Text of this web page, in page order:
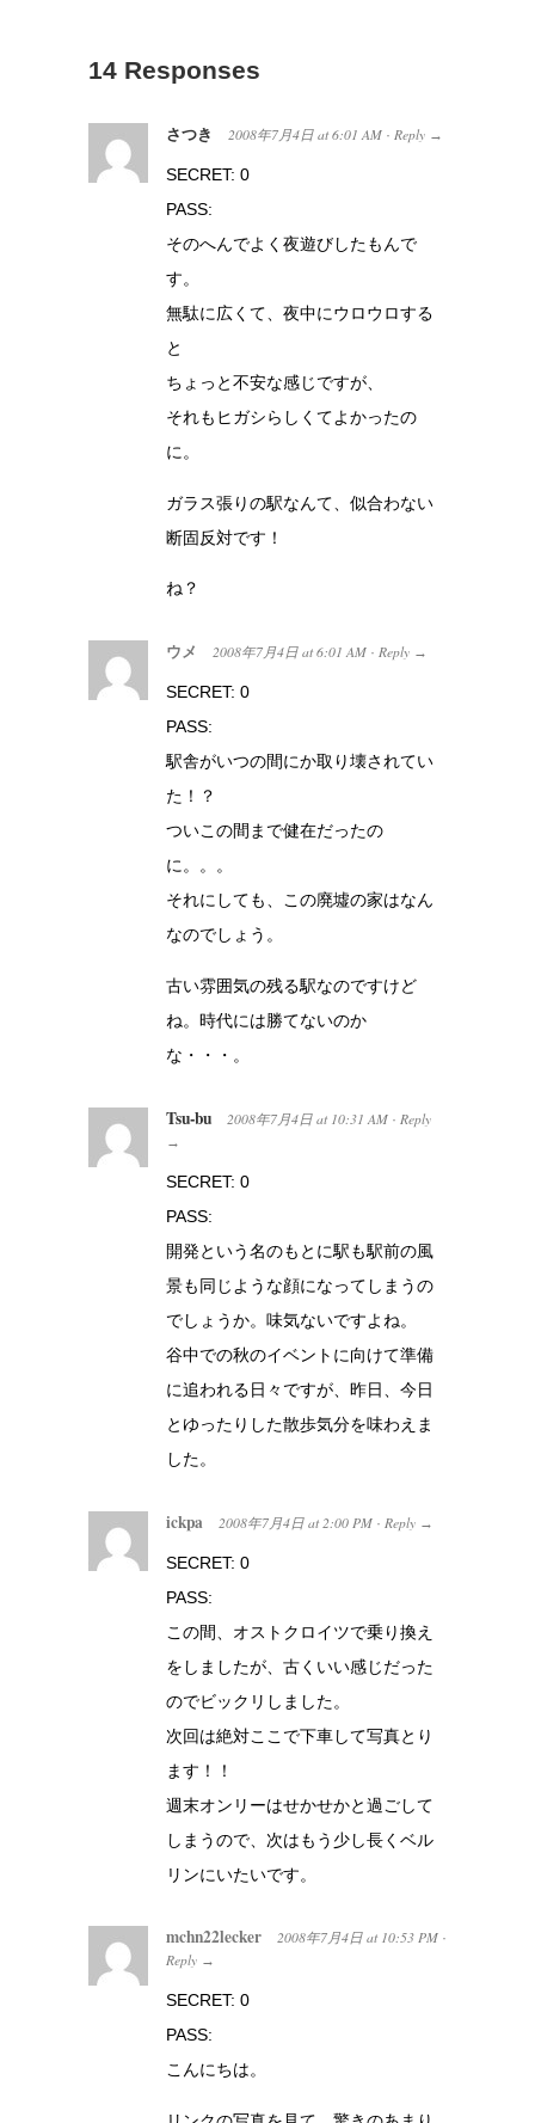
14 Responses
さつき 2008年7月4日 at 6:01 AM · Reply →
SECRET: 0
PASS:
そのへんでよく夜遊びしたもんで
す。
無駄に広くて、夜中にウロウロする
と
ちょっと不安な感じですが、
それもヒガシらしくてよかったの
に。
ガラス張りの駅なんて、似合わない
断固反対です！
ね？
ウメ 2008年7月4日 at 6:01 AM · Reply →
SECRET: 0
PASS:
駅舎がいつの間にか取り壊されてい
た！？
ついこの間まで健在だったの
に。。。
それにしても、この廃墟の家はなん
なのでしょう。
古い雰囲気の残る駅なのですけど
ね。時代には勝てないのか
な・・・。
Tsu-bu 2008年7月4日 at 10:31 AM · Reply
→
SECRET: 0
PASS:
開発という名のもとに駅も駅前の風
景も同じような顔になってしまうの
でしょうか。味気ないですよね。
谷中での秋のイベントに向けて準備
に追われる日々ですが、昨日、今日
とゆったりした散歩気分を味わえま
した。
ickpa 2008年7月4日 at 2:00 PM · Reply →
SECRET: 0
PASS:
この間、オストクロイツで乗り換え
をしましたが、古くいい感じだった
のでビックリしました。
次回は絶対ここで下車して写真とり
ます！！
週末オンリーはせかせかと過ごして
しまうので、次はもう少し長くベル
リンにいたいです。
mchn22lecker 2008年7月4日 at 10:53 PM ·
Reply →
SECRET: 0
PASS:
こんにちは。